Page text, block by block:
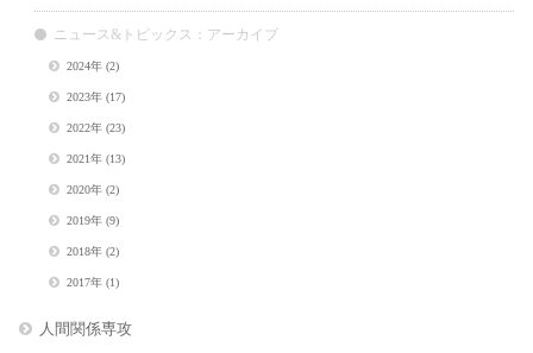
ニュース&トピックス：アーカイブ
2024年(2)
2023年(17)
2022年(23)
2021年(13)
2020年(2)
2019年(9)
2018年(2)
2017年(1)
人間関係専攻